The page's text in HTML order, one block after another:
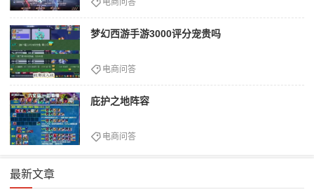
梦幻西游手游3000评分宠贵吗
电商问答
庇护之地阵容
电商问答
最新文章